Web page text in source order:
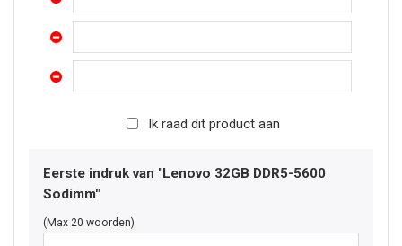
Ik raad dit product aan
Eerste indruk van "Lenovo 32GB DDR5-5600
Sodimm"
(Max 20 woorden)